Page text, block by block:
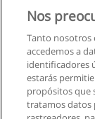
Global MBA
Università
Máster
Nos
Tanto nosotros
accedemos a
identificadores
estarás
propósitos que
tratamos datos